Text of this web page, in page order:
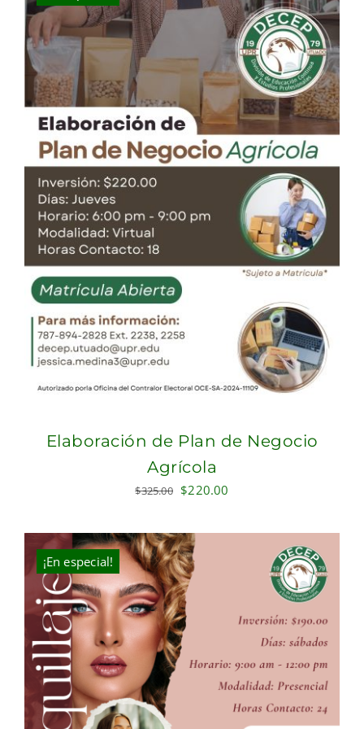
Elaboración de Plan de Negocio
Agrícola
$325.00 Original
was:
$325.00.
$220.00
is:
$220.00.
¡En especial!